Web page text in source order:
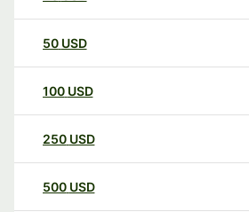
50 USD
100 USD
250 USD
500 USD